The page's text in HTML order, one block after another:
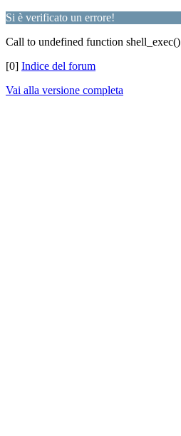
Si è verificato un errore!
Call to undefined function shell_exec()
[0] Indice del forum
Vai alla versione completa